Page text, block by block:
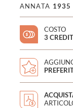
ANNATA 1935
COSTO
3